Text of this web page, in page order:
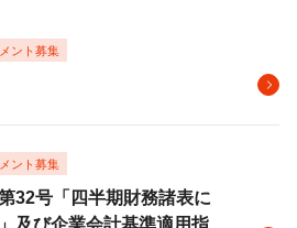
ント募集
ント募集
32号「四半期財務諸表に
及び企業会計基準適用指